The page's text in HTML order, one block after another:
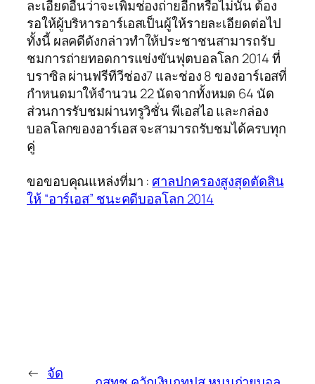
ละเอียดอื่นว่าจะเพิ่มช่องถ่ายอีกหรือไม่นั้น ต้อง
รอให้ผู้บริหารอาร์เอสเป็นผู้ให้รายละเอียดต่อไป
ทั้งนี้ ผลคดีดังกล่าวทำให้ประชาชนสามารถรับ
ชมการถ่ายทอดการแข่งขันฟุตบอลโลก 2014 ที่
บราซิล ผ่านฟรีทีวีช่อง7 และช่อง 8 ของอาร์เอสที่
กำหนดมาให้จำนวน 22 นัดจากทั้งหมด 64 นัด
ส่วนการรับชมผ่านทรูวิชั่น พีเอสไอ และกล่อง
บอลโลกของอาร์เอส จะสามารถรับชมได้ครบทุก
คู่
ขอขอบคุณแหล่งที่มา : ศาลปกครองสูงสุดตัดสิน
ให้ “อาร์เอส” ชนะคดีบอลโลก 2014
← จัด